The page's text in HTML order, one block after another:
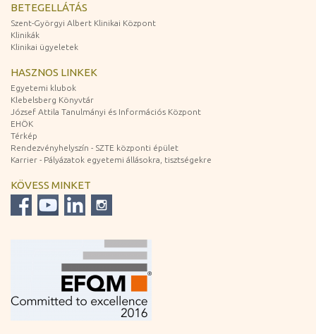
BETEGELLÁTÁS
Szent-Györgyi Albert Klinikai Központ
Klinikák
Klinikai ügyeletek
HASZNOS LINKEK
Egyetemi klubok
Klebelsberg Könyvtár
József Attila Tanulmányi és Információs Központ
EHÖK
Térkép
Rendezvényhelyszín - SZTE központi épület
Karrier - Pályázatok egyetemi állásokra, tisztségekre
KÖVESS MINKET